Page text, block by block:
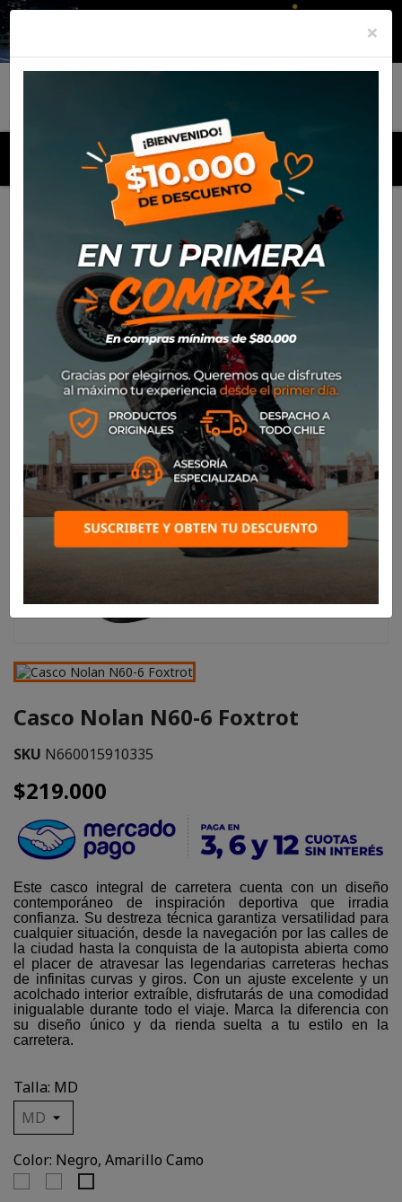
MENU
Productos Cascos Casco Nolan N60-6 Foxtrot
Casco Nolan N60-6 Foxtrot
SKU N660015910335
$219.000
Este casco integral de carretera cuenta con un diseño
contemporáneo de inspiración deportiva que irradia
confianza. Su destreza técnica garantiza versatilidad para
cualquier situación, desde la navegación por las calles de
la ciudad hasta la conquista de la autopista abierta como
el placer de atravesar las legendarias carreteras hechas
de infinitas curvas y giros. Con un ajuste excelente y un
acolchado interior extraíble, disfrutarás de una comodidad
inigualable durante todo el viaje. Marca la diferencia con
su diseño único y da rienda suelta a tu estilo en la
carretera.
Talla: MD
Color: Negro, Amarillo Camo
Negro,
×